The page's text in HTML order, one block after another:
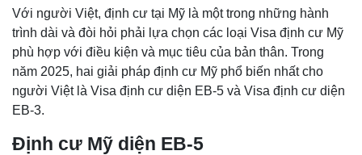
Với người Việt, định cư tại Mỹ là một trong những hành
trình dài và đòi hỏi phải lựa chọn các loại Visa định cư Mỹ
phù hợp với điều kiện và mục tiêu của bản thân. Trong
năm 2025, hai giải pháp định cư Mỹ phổ biến nhất cho
người Việt là Visa định cư diện EB-5 và Visa định cư diện
EB-3.
Định cư Mỹ diện EB-5